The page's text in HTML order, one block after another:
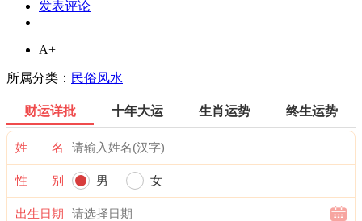
发表评论
A+
所属分类： 民俗风水
财运详批 十年大运 生肖运势 终生运势
姓 名
性 别 男 女
出生日期